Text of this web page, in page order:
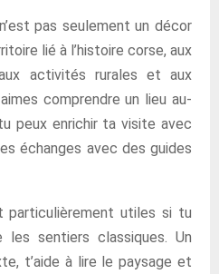
pas seulement un décor
lié à l’histoire corse, aux
activités rurales et aux
comprendre un lieu au-
peux enrichir ta visite avec
échanges avec des guides
particulièrement utiles si tu
sentiers classiques. Un
t’aide à lire le paysage et